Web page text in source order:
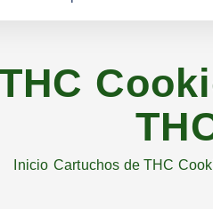
Inicio Cartuchos de THC